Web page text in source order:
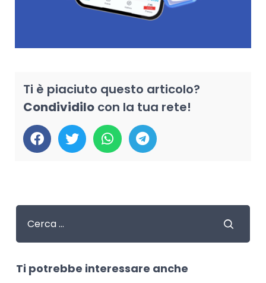
Ti è piaciuto questo articolo?
Condividilocon la tua rete!
Ti potrebbe interessare anche